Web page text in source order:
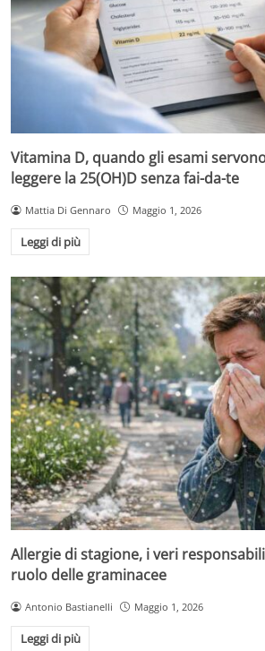
Vitamina D, quando gli esami
leggere la 25(OH)D senza fai-da-te
Mattia Di Gennaro Maggio 1, 2026
Leggi di più
Allergie di stagione, i veri
ruolo delle graminacee
Antonio Bastianelli Maggio 1, 2026
Leggi di più